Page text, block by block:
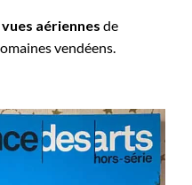
aériennes de
vendéens.